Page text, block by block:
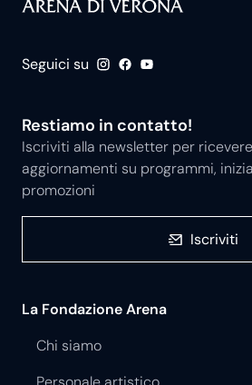
Seguici su
Restiamo in contatto!
Iscriviti alla newsletter per
aggiornamenti su programmi,
promozioni
Iscriviti
La Fondazione Arena
Chi siamo